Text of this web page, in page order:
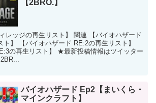
【2BRO.】
レッジの再生リスト】 関連 【バイオハザード
ト】 【バイオハザード RE:2の再生リスト】
の再生リスト】 ★最新投稿情報はツイッター
バイオハザード Ep2【まいくら・
マインクラフト】